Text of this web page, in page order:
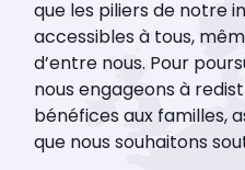
que les piliers de notre
accessibles à tous,
d’entre nous. Pour
nous engageons à
bénéfices aux familles,
que nous souhaitons